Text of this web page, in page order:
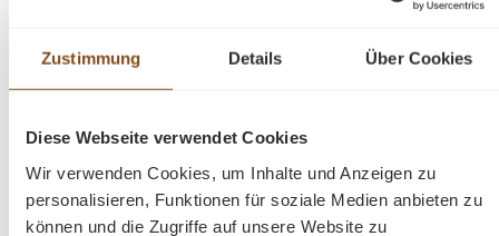
Zustimmung Details Über Cookies
Diese Webseite verwendet Cookies
Wir verwenden Cookies, um Inhalte und Anzeigen zu
personalisieren, Funktionen für soziale Medien anbieten zu
können und die Zugriffe auf unsere Website zu
Sie werden es Ihnen mit ihrer hervorragenden Qualität
und ihrem beeindruckenden Design danken
Diese Kommode kann auch als Vitrinenschrank geliefert